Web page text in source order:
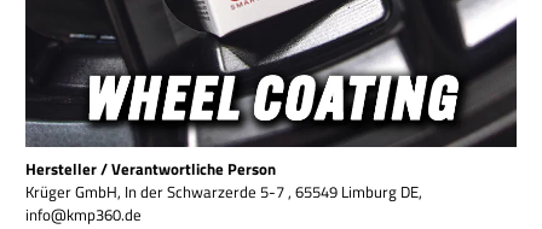
Hersteller / Verantwortliche Person
Krüger GmbH, In der Schwarzerde 5-7 , 65549 Limburg DE,
info@kmp360.de